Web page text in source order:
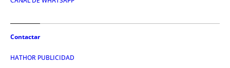
Contactar
HATHOR PUBLICIDAD